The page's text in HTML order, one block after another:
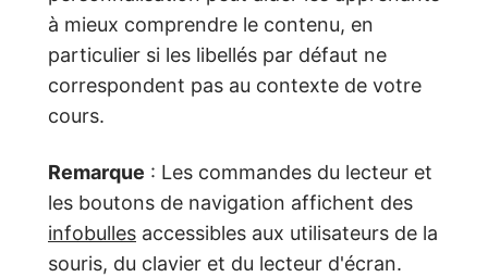
à mieux comprendre le contenu, en
particulier si les libellés par défaut ne
correspondent pas au contexte de votre
cours.
Remarque : Les commandes du lecteur et
les boutons de navigation affichent des
infobulles accessibles aux utilisateurs de la
souris, du clavier et du lecteur d'écran.